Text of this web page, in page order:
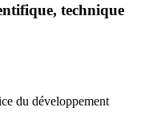
technique
du développement